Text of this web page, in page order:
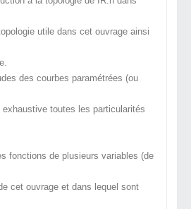
utile dans cet ouvrage ainsi
des courbes paramétrées (ou
toutes les particularités
fonctions de plusieurs variables (de
cet ouvrage et dans lequel sont